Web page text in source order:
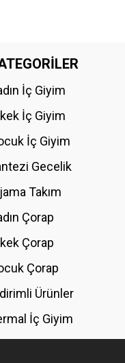
İç Giyim
İç Giyim
İç Giyim
Gecelik
Takım
Çorap
Çorap
Çorap
Ürünler
İç Giyim